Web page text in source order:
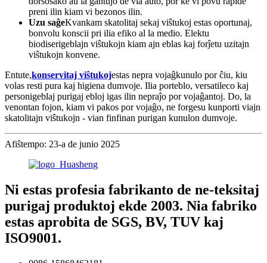
preni ilin kiam vi bezonos ilin.
Uzu saĝeKvankam skatolitaj sekaj viŝtukoj estas oportunaj,
bonvolu konscii pri ilia efiko al la medio. Elektu
biodiserigeblajn viŝtukojn kiam ajn eblas kaj forĵetu uzitajn
viŝtukojn konvene.
Entute,konservitaj viŝtukojestas nepra vojaĝkunulo por ĉiu, kiu
volas resti pura kaj higiena dumvoje. Ilia porteblo, versatileco kaj
personigeblaj purigaj ebloj igas ilin nepraĵo por vojaĝantoj. Do, la
venontan fojon, kiam vi pakos por vojaĝo, ne forgesu kunporti viajn
skatolitajn viŝtukojn - vian finfinan purigan kunulon dumvoje.
Afiŝtempo: 23-a de junio 2025
Ni estas profesia fabrikanto de ne-teksitaj
purigaj produktoj ekde 2003. Nia fabriko
estas aprobita de SGS, BV, TUV kaj
ISO9001.